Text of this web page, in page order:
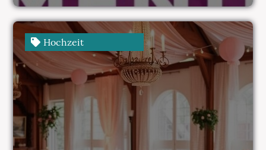
Hochzeit
14:26, 4 сентября 2025